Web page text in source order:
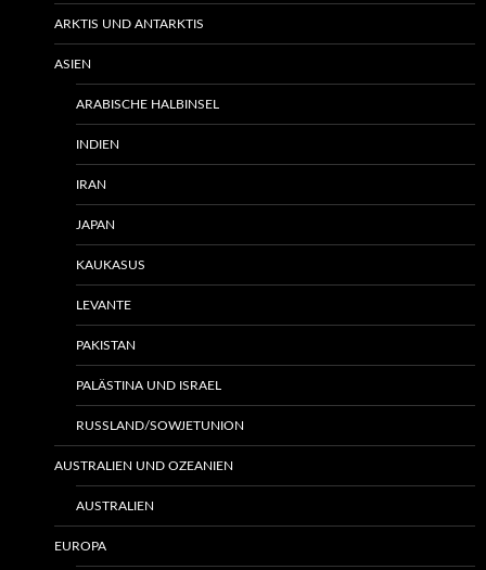
ARKTIS UND ANTARKTIS
ASIEN
ARABISCHE HALBINSEL
INDIEN
IRAN
JAPAN
KAUKASUS
LEVANTE
PAKISTAN
PALÄSTINA UND ISRAEL
RUSSLAND/SOWJETUNION
AUSTRALIEN UND OZEANIEN
AUSTRALIEN
EUROPA